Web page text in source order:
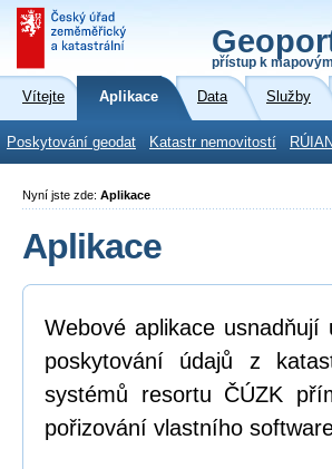
přístup k
Vítejte Aplikace Data Služby
Poskytování geodat Katastr nemovitostí RÚIAN
Nyní jste zde: Aplikace
Aplikace
Webové aplikace
poskytování údajů z
systémů resortu ČÚZK
pořizování vlastního